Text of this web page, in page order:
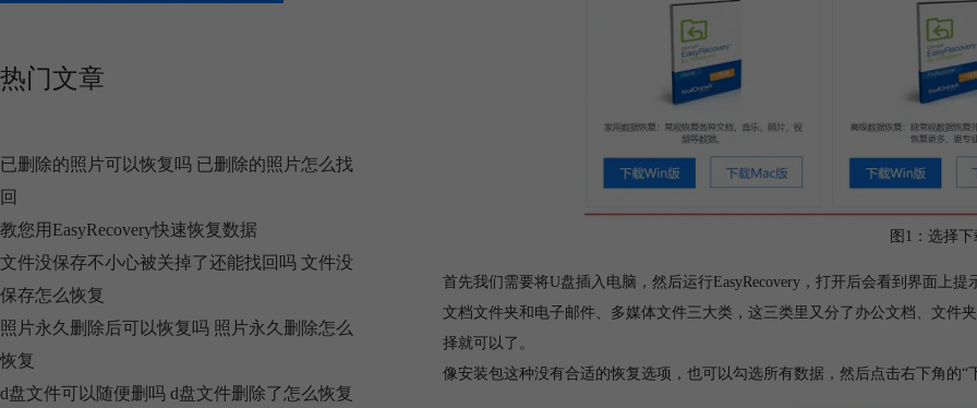
热门文章
已删除的照片可以恢复吗 已删除的照片怎么找
回
教您用EasyRecovery快速恢复数据
文件没保存不小心被关掉了还能找回吗 文件没
保存怎么恢复
照片永久删除后可以恢复吗 照片永久删除怎么
恢复
d盘文件可以随便删吗 d盘文件删除了怎么恢复
图1：选择
首先我们需要将U盘插入电脑，然后运行EasyRecovery，打开后会看到界面上
文档文件夹和电子邮件、多媒体文件三大类，这三类里又分了办公文档、文件
择就可以了。
像安装包这种没有合适的恢复选项，也可以勾选所有数据，然后点击右下角的“